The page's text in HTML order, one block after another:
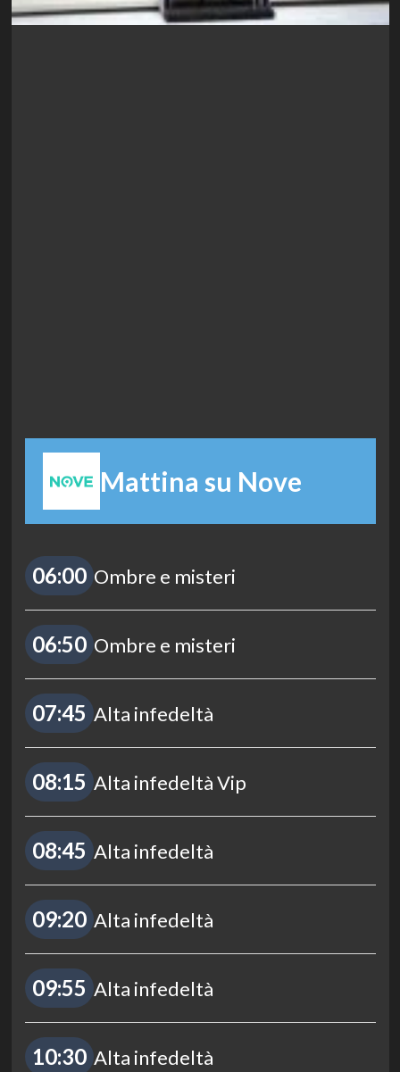
Mattina su Nove
06:00 Ombre e misteri
06:50 Ombre e misteri
07:45 Alta infedeltà
08:15 Alta infedeltà Vip
08:45 Alta infedeltà
09:20 Alta infedeltà
09:55 Alta infedeltà
10:30 Alta infedeltà